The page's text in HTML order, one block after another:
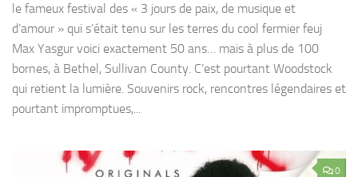
le fameux festival des « 3 jours de paix, de musique et
d’amour » qui s’était tenu sur les terres du cool fermier feuj
Max Yasgur voici exactement 50 ans… mais à plus de 100
bornes, à Bethel, Sullivan County. C’est pourtant Woodstock
qui retient la lumière. Souvenirs rock, rencontres légendaires et
pourtant impromptues,...
0